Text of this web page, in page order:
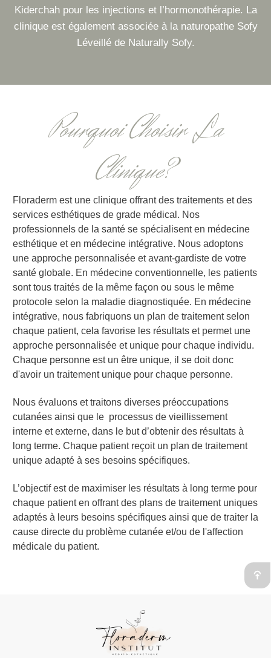
Kiderchah pour les injections et l’hormonothérapie. La
clinique est également associée à la naturopathe Sofy
Léveillé de Naturally Sofy.
Pourquoi Choisir La
Clinique?
Floraderm est une clinique offrant des traitements et des
services esthétiques de grade médical. Nos
professionnels de la santé se spécialisent en médecine
esthétique et en médecine intégrative. Nous adoptons
une approche personnalisée et avant-gardiste de votre
santé globale. En médecine conventionnelle, les patients
sont tous traités de la même façon ou sous le même
protocole selon la maladie diagnostiquée. En médecine
intégrative, nous fabriquons un plan de traitement selon
chaque patient, cela favorise les résultats et permet une
approche personnalisée et unique pour chaque individu.
Chaque personne est un être unique, il se doit donc
d'avoir un traitement unique pour chaque personne.
Nous évaluons et traitons diverses préoccupations
cutanées ainsi que le processus de vieillissement
interne et externe, dans le but d’obtenir des résultats à
long terme. Chaque patient reçoit un plan de traitement
unique adapté à ses besoins spécifiques.
L’objectif est de maximiser les résultats à long terme pour
chaque patient en offrant des plans de traitement uniques
adaptés à leurs besoins spécifiques ainsi que de traiter la
cause directe du problème cutanée et/ou de l'affection
médicale du patient.